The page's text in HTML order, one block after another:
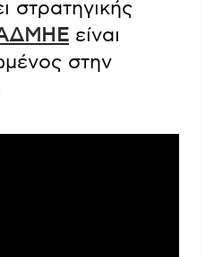
στρατηγικής
είναι
στην